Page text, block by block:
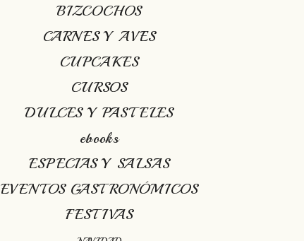
BIZCOCHOS
CARNES Y AVES
CUPCAKES
CURSOS
DULCES Y PASTELES
ebooks
ESPECIAS Y SALSAS
EVENTOS GASTRONÓMICOS
FESTIVAS